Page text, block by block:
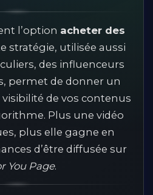
l’option acheter des
stratégie, utilisée aussi
des influenceurs
permet de donner un
de vos contenus
Plus une vidéo
plus elle gagne en
d’être diffusée sur
You Page.